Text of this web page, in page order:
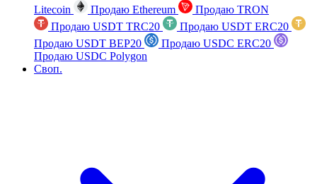
Litecoin
Продаю Ethereum
Продаю TRON
Продаю USDT TRC20
Продаю USDT ERC20
Продаю USDT BEP20
Продаю USDC ERC20
Продаю USDC Polygon
Своп.